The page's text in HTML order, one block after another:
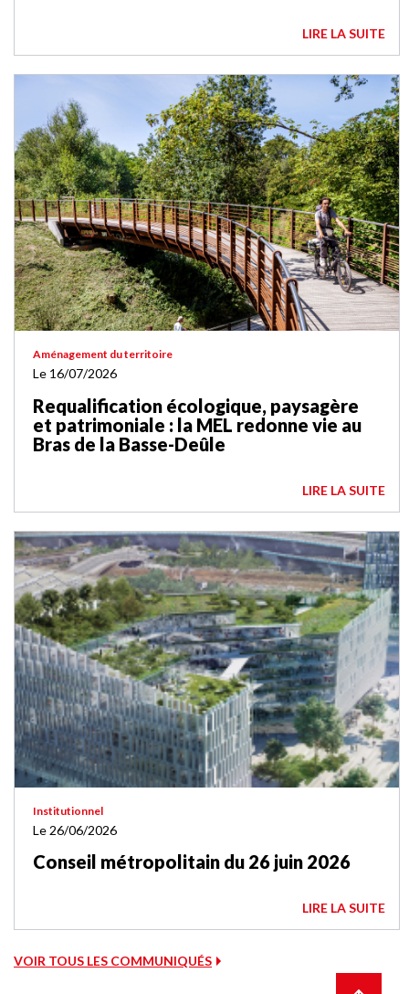
VOIR TOUS LES COMMUNIQUÉS
LIRE LA SUITE
Aménagement du territoire
Le 16/07/2026
Requalification écologique, paysagère
et patrimoniale : la MEL redonne vie au
Bras de la Basse-Deûle
LIRE LA SUITE
Institutionnel
Le 26/06/2026
Conseil métropolitain du 26 juin 2026
LIRE LA SUITE